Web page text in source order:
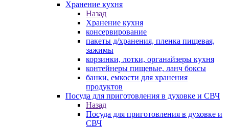
Хранение кухня
Назад
Хранение кухня
консервирование
пакеты д/хранения, пленка пищевая,
зажимы
корзинки, лотки, органайзеры кухня
контейнеры пищевые, ланч боксы
банки, емкости для хранения
продуктов
Посуда для приготовления в духовке и СВЧ
Назад
Посуда для приготовления в духовке и
СВЧ